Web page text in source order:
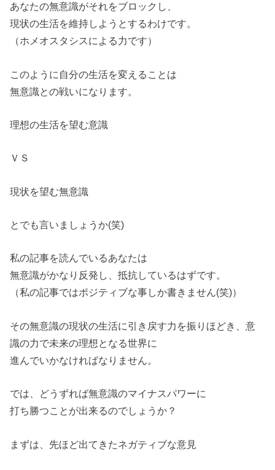
あなたの無意識がそれをブロックし、
現状の生活を維持しようとするわけです。
（ホメオスタシスによる力です）
このように自分の生活を変えることは
無意識との戦いになります。
理想の生活を望む意識
ＶＳ
現状を望む無意識
とでも言いましょうか(笑)
私の記事を読んでいるあなたは
無意識がかなり反発し、抵抗しているはずです。
（私の記事ではポジティブな事しか書きません(笑)）
その無意識の現状の生活に引き戻す力を振りほどき、意
識の力で未来の理想となる世界に
進んでいかなければなりません。
では、どうずれば無意識のマイナスパワーに
打ち勝つことが出来るのでしょうか？
まずは、先ほど出てきたネガティブな意見